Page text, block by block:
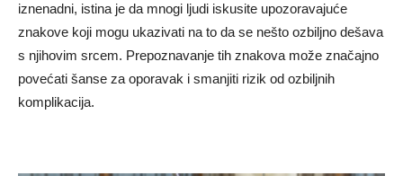
iznenadni, istina je da mnogi ljudi iskusite upozoravajuće
znakove koji mogu ukazivati na to da se nešto ozbiljno dešava
s njihovim srcem. Prepoznavanje tih znakova može značajno
povećati šanse za oporavak i smanjiti rizik od ozbiljnih
komplikacija.